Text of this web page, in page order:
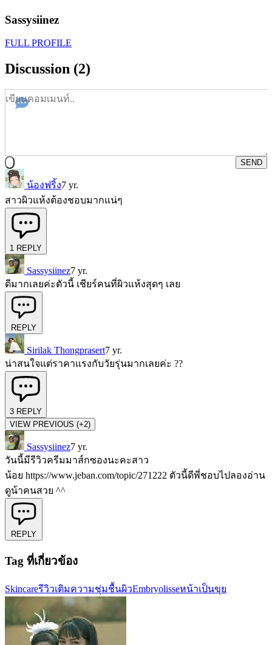
Sassysiinez
FULL PROFILE
Discussion (2)
SEND
น้องฟริ้ง7 yr.
สาวผิวแห้งต้องชอบมากแน่ๆ
1 REPLY
Sassysiinez7 yr.
ดีมากเลยค่ะตัวนี้ เชียร์คนที่ผิวแห้งสุดๆ เลย
REPLY
Sirilak Thongprasert7 yr.
น่าสนใจแต่ราคาแรงกับวัยรุ่นมากเลยค่ะ ??
3 REPLY
VIEW PREVIOUS (+2)
Sassysiinez7 yr.
วันนี้มีรีวิวครีมมาส์กซองนะคะสาว
น้อย https://www.jeban.com/topic/271222 ตัวนี้ดีพี่ชอบไปลองอ่าน
ดูน้าคนสวย ^^
REPLY
Tag ที่เกี่ยวข้อง
Skincareรีวิวเติมความชุ่มชื้นผิวEmbryolisseหน้าเป็นขุย